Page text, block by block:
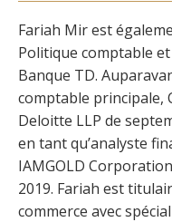
Fariah Mir est
Politique comptable
Banque TD.
comptable principale,
Deloitte LLP de
en tant qu’analyste
IAMGOLD
2019. Fariah est
commerce avec